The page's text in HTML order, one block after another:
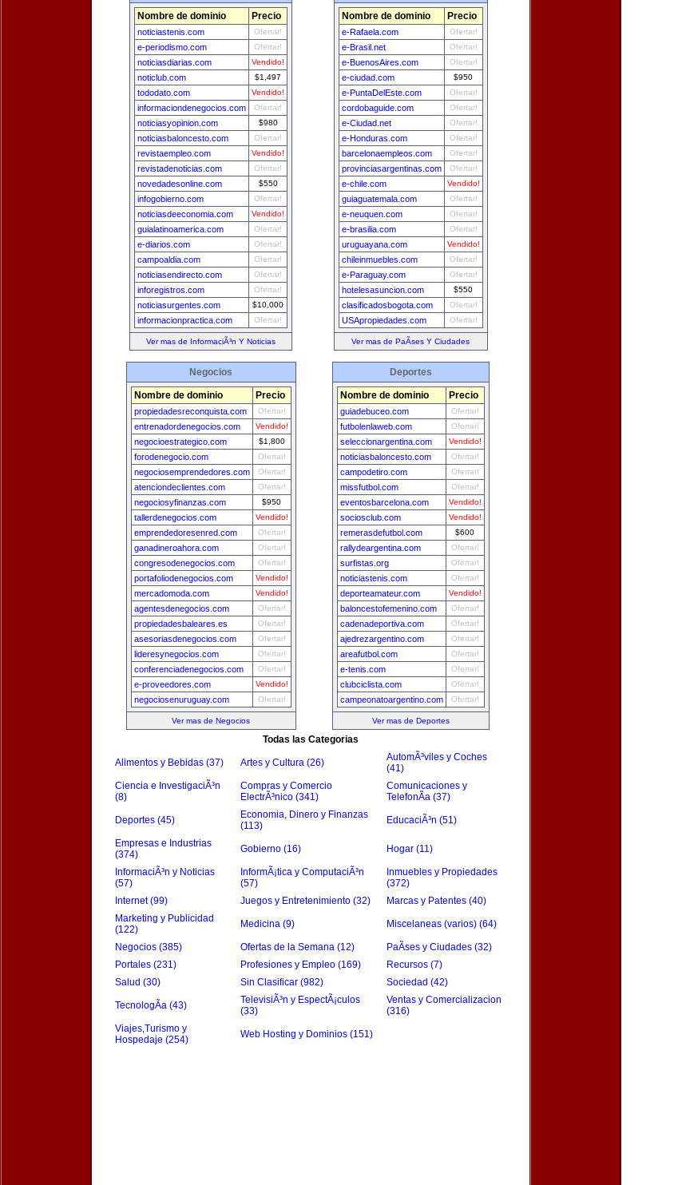
Nombre de dominio Precio
noticiastenis.com Ofertar!
e-periodismo.com Ofertar!
noticiasdiarias.com Vendido!
noticlub.com $1,497
tododato.com Vendido!
informaciondenegocios.com Ofertar!
noticiasyopinion.com $980
noticiasbaloncesto.com Ofertar!
revistaempleo.com Vendido!
revistadenoticias.com Ofertar!
novedadesonline.com $550
infogobierno.com Ofertar!
noticiasdeeconomia.com Vendido!
guialatinoamerica.com Ofertar!
e-diarios.com Ofertar!
campoaldia.com Ofertar!
noticiasendirecto.com Ofertar!
inforegistros.com Ofertar!
noticiasurgentes.com $10,000
informacionpractica.com Ofertar!
Ver mas de InformaciÃ³n Y Noticias
Nombre de dominio Precio
e-Rafaela.com Ofertar!
e-Brasil.net Ofertar!
e-BuenosAires.com Ofertar!
e-ciudad.com $950
e-PuntaDelEste.com Ofertar!
cordobaguide.com Ofertar!
e-Ciudad.net Ofertar!
e-Honduras.com Ofertar!
barcelonaempleos.com Ofertar!
provinciasargentinas.com Ofertar!
e-chile.com Vendido!
guiaguatemala.com Ofertar!
e-neuquen.com Ofertar!
e-brasilia.com Ofertar!
uruguayana.com Vendido!
chileinmuebles.com Ofertar!
e-Paraguay.com Ofertar!
hotelesasuncion.com $550
clasificadosbogota.com Ofertar!
USApropiedades.com Ofertar!
Ver mas de PaÃ­ses Y Ciudades
Negocios
Nombre de dominio Precio
propiedadesreconquista.com Ofertar!
entrenadordenegocios.com Vendido!
negocioestrategico.com $1,800
forodenegocio.com Ofertar!
negociosemprendedores.com Ofertar!
atenciondeclientes.com Ofertar!
negociosyfinanzas.com $950
tallerdenegocios.com Vendido!
emprendedoresenred.com Ofertar!
ganadineroahora.com Ofertar!
congresodenegocios.com Ofertar!
portafoliodenegocios.com Vendido!
mercadomoda.com Vendido!
agentesdenegocios.com Ofertar!
propiedadesbaleares.es Ofertar!
asesoriasdenegocios.com Ofertar!
lideresynegocios.com Ofertar!
conferenciadenegocios.com Ofertar!
e-proveedores.com Vendido!
negociosenuruguay.com Ofertar!
Ver mas de Negocios
Deportes
Nombre de dominio Precio
guiadebuceo.com Ofertar!
futbolenlaweb.com Ofertar!
seleccionargentina.com Vendido!
noticiasbaloncesto.com Ofertar!
campodetiro.com Ofertar!
missfutbol.com Ofertar!
eventosbarcelona.com Vendido!
sociosclub.com Vendido!
remerasdefutbol.com $600
rallydeargentina.com Ofertar!
surfistas.org Ofertar!
noticiastenis.com Ofertar!
deporteamateur.com Vendido!
baloncestofemenino.com Ofertar!
cadenadeportiva.com Ofertar!
ajedrezargentino.com Ofertar!
areafutbol.com Ofertar!
e-tenis.com Ofertar!
clubciclista.com Ofertar!
campeonatoargentino.com Ofertar!
Ver mas de Deportes
Todas las Categorias
Alimentos y Bebidas (37) Artes y Cultura (26)
AutomÃ³viles y Coches
(41)
Ciencia e InvestigaciÃ³n
(8)
Compras y Comercio
ElectrÃ³nico (341)
Comunicaciones y
TelefonÃ­a (37)
Deportes (45)
Economia, Dinero y Finanzas
(113)
EducaciÃ³n (51)
Empresas e Industrias
(374)
Gobierno (16) Hogar (11)
InformaciÃ³n y Noticias
(57)
InformÃ¡tica y ComputaciÃ³n
(57)
Inmuebles y Propiedades
(372)
Internet (99)
Juegos y Entretenimiento (32)
Marcas y Patentes (40)
Marketing y Publicidad
(122)
Medicina (9) Miscelaneas (varios) (64)
Negocios (385) Ofertas de la Semana (12)
PaÃ­ses y Ciudades (32)
Portales (231)
Profesiones y Empleo (169)
Recursos (7)
Salud (30)
Sin Clasificar (982) Sociedad (42)
TecnologÃ­a (43)
TelevisiÃ³n y EspectÃ¡culos
(33)
Ventas y Comercializacion
(316)
Viajes,Turismo y
Hospedaje (254)
Web Hosting y Dominios (151)